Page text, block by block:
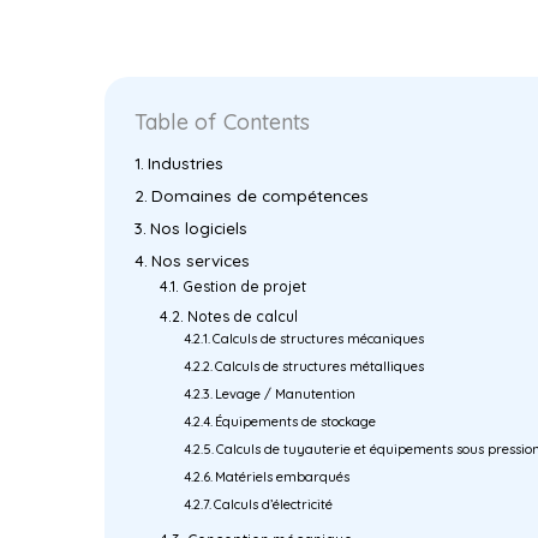
Table of Contents
Industries
Domaines de compétences
Nos logiciels
Nos services
Gestion de projet
Notes de calcul
Calculs de structures mécaniques
Calculs de structures métalliques
Levage / Manutention
Équipements de stockage
Calculs de tuyauterie et équipements sous
Matériels embarqués
Calculs d’électricité